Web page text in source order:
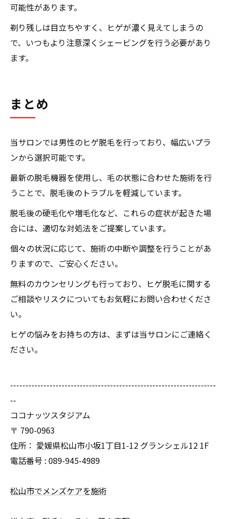
可能性があります。
剃り残しは目立ちやすく、ヒゲが濃く見えてしまうの
で、いつもより注意深くシェービングを行う必要があり
ます。
まとめ
当サロンでは男性のヒゲ脱毛を行っており、幅広いプラ
ンから選択可能です。
最新の脱毛機器を使用し、毛の状態に合わせた施術を行
うことで、脱毛後のトラブルを軽減しています。
脱毛後の硬毛化や増毛化など、これらの症状が起きた場
合には、適切な対処法をご提案しています。
個々の状況に応じて、施術の中断や調整を行うことがあ
りますので、ご安心ください。
無料のカウンセリングも行っており、ヒゲ脱毛に関する
ご相談やリスクについてもお気軽にお問い合わせくださ
い。
ヒゲの悩みをお持ちの方は、まずは当サロンにご連絡く
ださい。
--------------------------------------------------------------------
--
ココナッツスタジアム
〒 790-0963
住所： 愛媛県松山市小坂1丁目1-12 グランシェル12 1F
電話番号 : 089-945-4989
松山市でメンズケアを施術